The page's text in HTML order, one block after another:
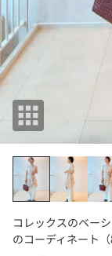
コレックスのベー
のコーディネート（